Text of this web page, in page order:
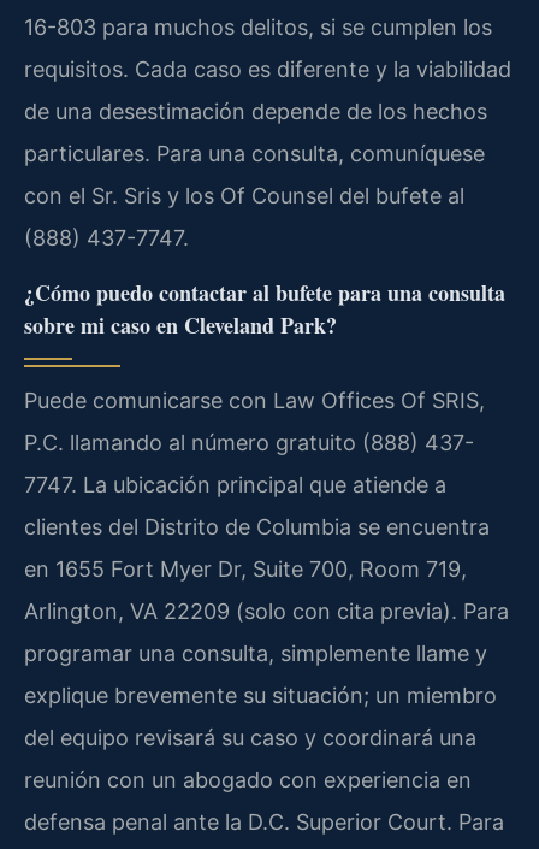
16-803 para muchos delitos, si se cumplen los
requisitos. Cada caso es diferente y la viabilidad
de una desestimación depende de los hechos
particulares. Para una consulta, comuníquese
con el Sr. Sris y los Of Counsel del bufete al
(888) 437-7747.
¿Cómo puedo contactar al bufete para una consulta
sobre mi caso en Cleveland Park?
Puede comunicarse con Law Offices Of SRIS,
P.C. llamando al número gratuito (888) 437-
7747. La ubicación principal que atiende a
clientes del Distrito de Columbia se encuentra
en 1655 Fort Myer Dr, Suite 700, Room 719,
Arlington, VA 22209 (solo con cita previa). Para
programar una consulta, simplemente llame y
explique brevemente su situación; un miembro
del equipo revisará su caso y coordinará una
reunión con un abogado con experiencia en
defensa penal ante la D.C. Superior Court. Para